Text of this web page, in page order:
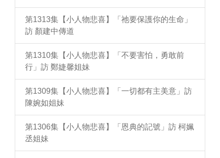
第1313集【小人物悲喜】「祂要保護你的生命」
訪 顏建中傳道
第1310集【小人物悲喜】「不要害怕，勇敢前
行」訪 鄭婕馨姐妹
第1309集【小人物悲喜】「一切都有主美意」訪
陳婉如姐妹
第1306集【小人物悲喜】「恩典的記號」訪 柯姵
丞姐妹